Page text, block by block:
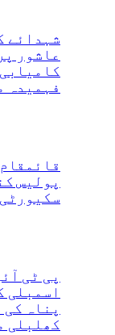
شہدائے
عاشور
فہمیدہ
پولیس
پی ٹی
اسمبلی
پناہ
کھلبلی